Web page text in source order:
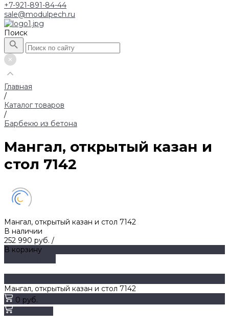
+7-921-891-84-44
sale@modulpech.ru
Поиск
Главная
/
Каталог товаров
/
Барбекю из бетона
Мангал, открытый казан и
стол 7142
Мангал, открытый казан и стол 7142
В наличии
252 990 руб. /
В корзину
Мангал, открытый казан и стол 7142
0 руб.